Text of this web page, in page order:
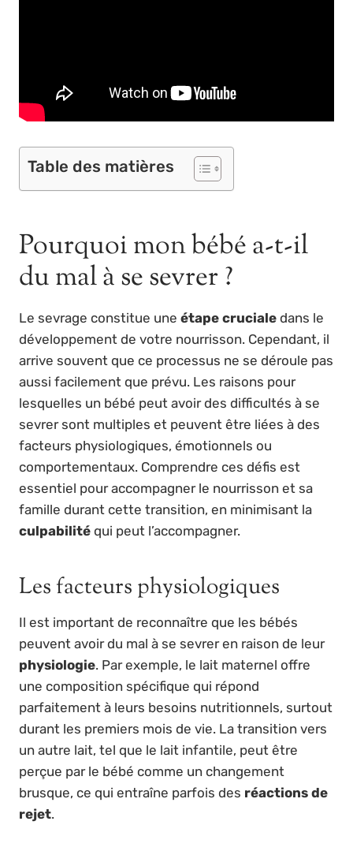
Table des matières
Pourquoi mon bébé a-t-il
du mal à se sevrer ?
Le sevrage constitue une étape cruciale dans le
développement de votre nourrisson. Cependant, il
arrive souvent que ce processus ne se déroule pas
aussi facilement que prévu. Les raisons pour
lesquelles un bébé peut avoir des difficultés à se
sevrer sont multiples et peuvent être liées à des
facteurs physiologiques, émotionnels ou
comportementaux. Comprendre ces défis est
essentiel pour accompagner le nourrisson et sa
famille durant cette transition, en minimisant la
culpabilité qui peut l’accompagner.
Les facteurs physiologiques
Il est important de reconnaître que les bébés
peuvent avoir du mal à se sevrer en raison de leur
physiologie. Par exemple, le lait maternel offre
une composition spécifique qui répond
parfaitement à leurs besoins nutritionnels, surtout
durant les premiers mois de vie. La transition vers
un autre lait, tel que le lait infantile, peut être
perçue par le bébé comme un changement
brusque, ce qui entraîne parfois des réactions de
rejet.